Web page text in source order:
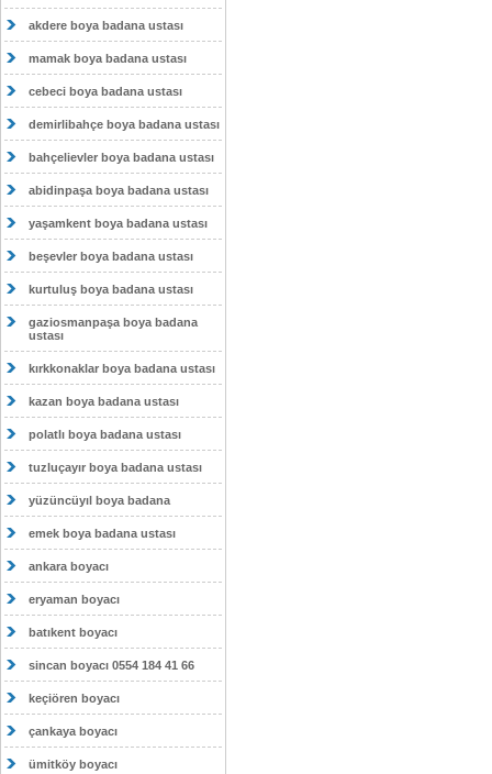
akdere boya badana ustası
mamak boya badana ustası
cebeci boya badana ustası
demirlibahçe boya badana ustası
bahçelievler boya badana ustası
abidinpaşa boya badana ustası
yaşamkent boya badana ustası
beşevler boya badana ustası
kurtuluş boya badana ustası
gaziosmanpaşa boya badana
ustası
kırkkonaklar boya badana ustası
kazan boya badana ustası
polatlı boya badana ustası
tuzluçayır boya badana ustası
yüzüncüyıl boya badana
emek boya badana ustası
ankara boyacı
eryaman boyacı
batıkent boyacı
sincan boyacı 0554 184 41 66
keçiören boyacı
çankaya boyacı
ümitköy boyacı